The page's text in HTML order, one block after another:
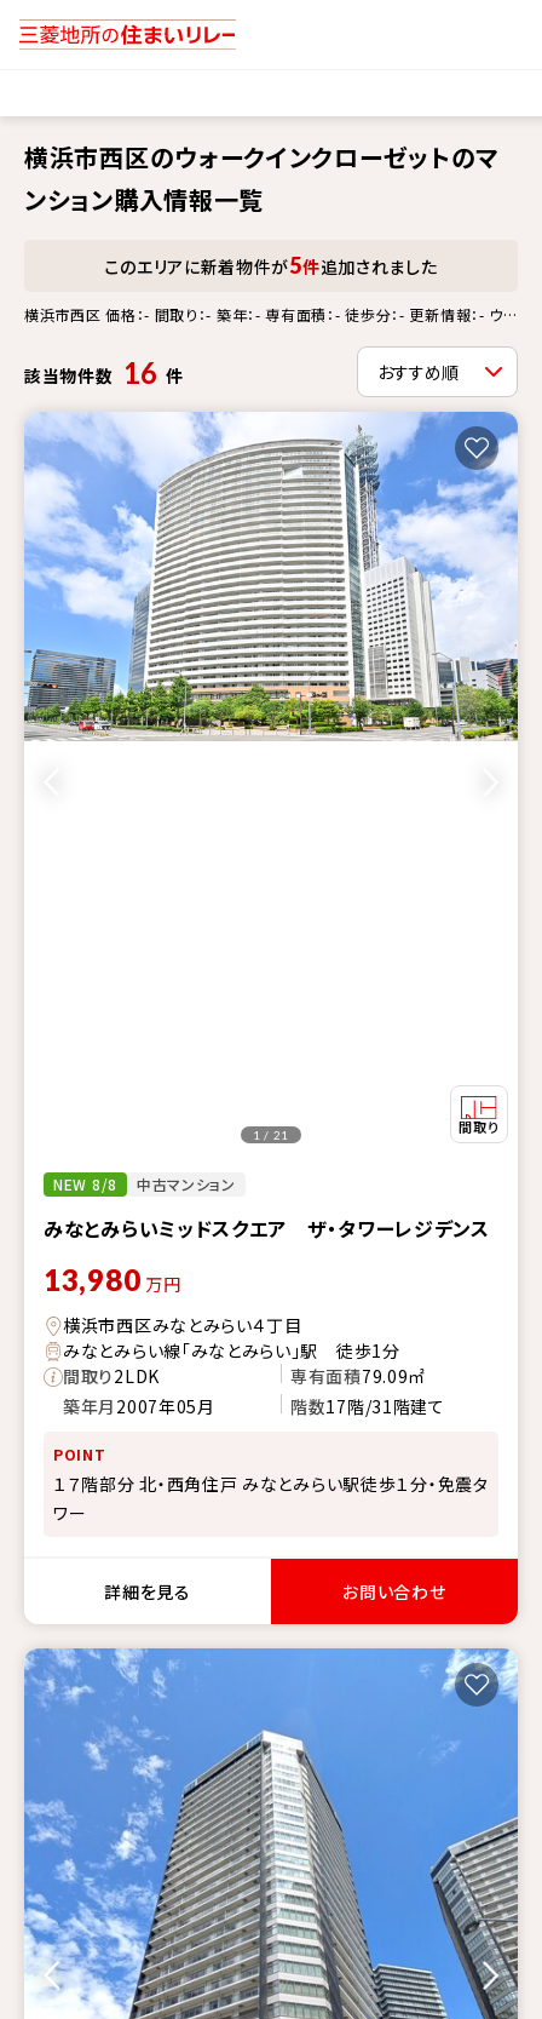
横浜市西区のウォークインクローゼットのマ
ンション購入情報一覧
このエリアに新着物件が5件追加されました
横浜市西区 価格：- 間取り：- 築年：- 専有面積：- 徒歩分：- 更新情報：- ウォ
該当物件数 16 件
NEW 8/8 中古マンション
みなとみらいミッドスクエア ザ・タワーレジデンス
1 / 21
13,980 万円
横浜市西区みなとみらい４丁目
みなとみらい線「みなとみらい」駅 徒歩1分
間取り2LDK 専有面積79.09㎡
築年月 2007年05月 階数17階/31階建て
POINT
１７階部分 北・西角住戸 みなとみらい駅徒歩１分・免震タ
ワー
詳細を見る お問い合わせ